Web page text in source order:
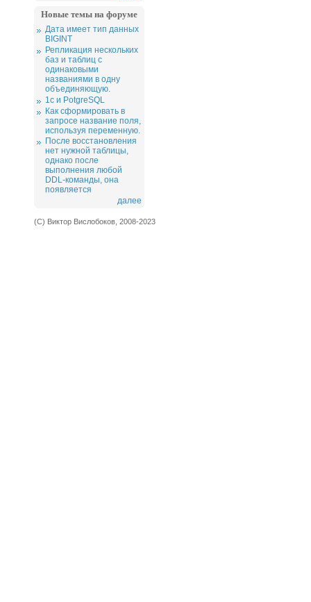
Новые темы на форуме
Дата имеет тип данных
BIGINT
Репликация нескольких
баз и таблиц с
одинаковыми
названиями в одну
объединяющую.
1c и PotgreSQL
Как сформировать в
запросе название поля,
используя переменную.
После восстановления
нет нужной таблицы,
однако после
выполнения любой
DDL-команды, она
появляется
далее
(С) Виктор Вислобоков, 2008-2023